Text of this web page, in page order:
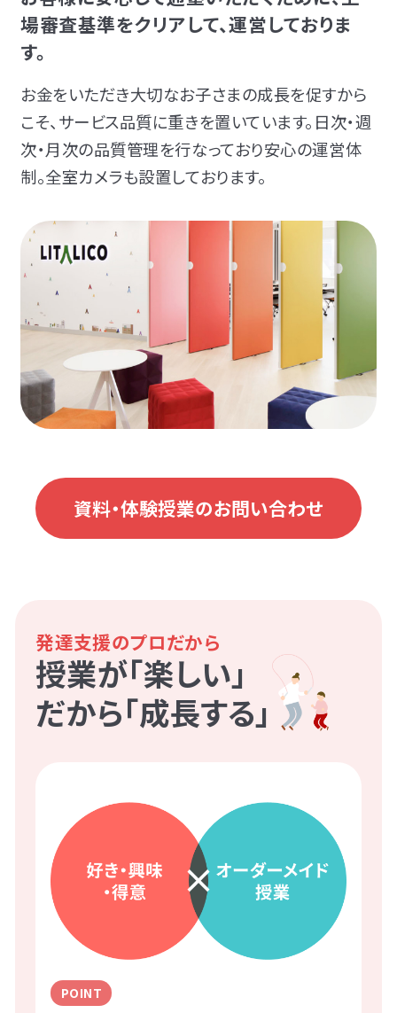
場審査基準をクリアして、運営しておりま
す。
お金をいただき大切なお子さまの成長を促すから
こそ、サービス品質に重きを置いています。日次・週
次・月次の品質管理を行なっており安心の運営体
制。全室カメラも設置しております。
資料・体験授業のお問い合わせ
発達支援のプロだから
授業が「楽しい」
だから「成長する」
POINT